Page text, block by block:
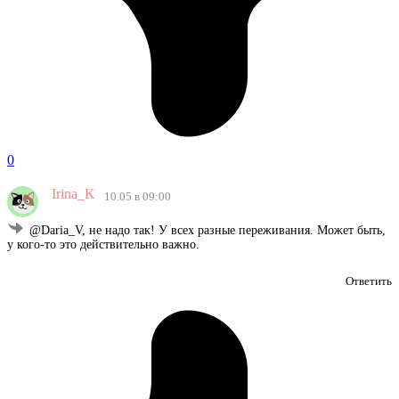
0
Irina_K 10.05 в 09:00
@Daria_V, не надо так! У всех разные переживания. Может быть,
у кого-то это действительно важно.
Ответить